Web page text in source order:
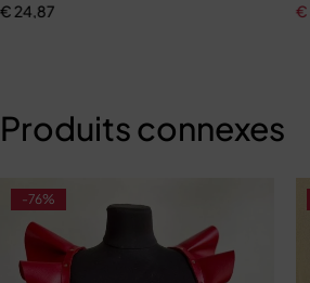
€ 24,87 €
Produits connexes
-76%